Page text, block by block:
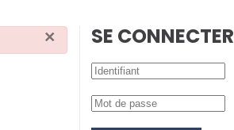
× SE CONNECTER